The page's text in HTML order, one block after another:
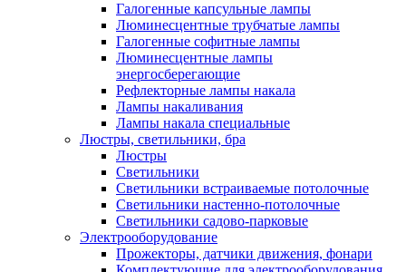
Галогенные капсульные лампы
Люминесцентные трубчатые лампы
Галогенные софитные лампы
Люминесцентные лампы
энергосберегающие
Рефлекторные лампы накала
Лампы накаливания
Лампы накала специальные
Люстры, светильники, бра
Люстры
Светильники
Светильники встраиваемые потолочные
Светильники настенно-потолочные
Светильники садово-парковые
Электрооборудование
Прожекторы, датчики движения, фонари